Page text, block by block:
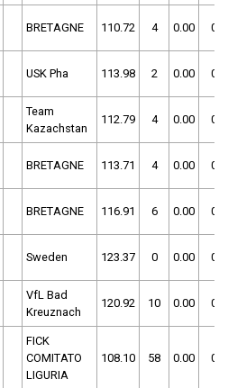
BRETAGNE 110.72 4 0.00 0
USK Pha 113.98 2 0.00 0
Team
Kazachstan
112.79 4 0.00 0
BRETAGNE 113.71 4 0.00 0
BRETAGNE 116.91 6 0.00 0
Sweden 123.37 0 0.00 0
VfL Bad
Kreuznach
120.92 10 0.00 0
FICK
COMITATO
LIGURIA
108.10 58 0.00 0